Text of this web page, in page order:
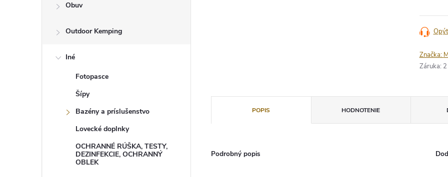
Obuv
Outdoor Kemping
Iné
Fotopasce
Šípy
Bazény a príslušenstvo
Lovecké doplnky
OCHRANNÉ RÚŠKA, TESTY,
DEZINFEKCIE, OCHRANNÝ
OBLEK
Značka:
Záruka:
POPIS HODNOTENIE
Podrobný popis